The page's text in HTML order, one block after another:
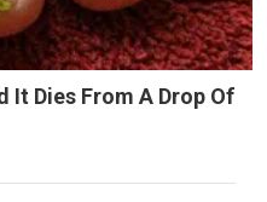
It Dies From A Drop Of